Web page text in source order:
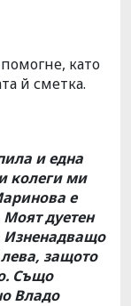
като
й сметка.
и една
колеги ми
е
дуетен
Изненадващо
защото
Също
Владо